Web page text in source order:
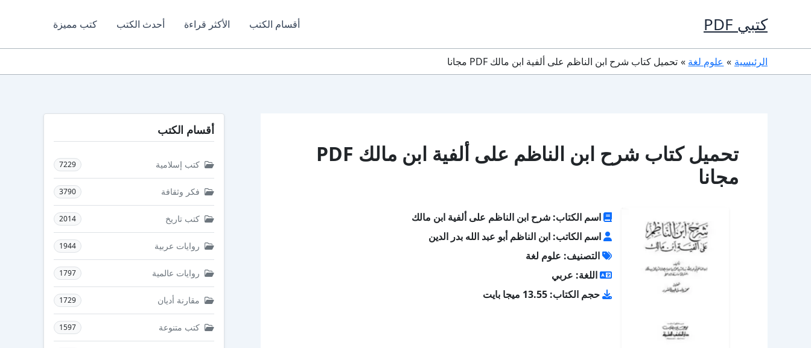
كتبي PDF أقسام الكتب الأكثر قراءة أحدث الكتب كتب مميزة
الرئيسية علوم لغة تحميل كتاب شرح ابن الناظم على ألفية ابن مالك PDF مجانا
تحميل كتاب شرح ابن الناظم على ألفية ابن مالك PDF
مجانا
اسم الكتاب: شرح ابن الناظم على ألفية ابن مالك
اسم الكاتب: ابن الناظم أبو عبد الله بدر الدين
التصنيف: علوم لغة
اللغة: عربي
حجم الكتاب: 13.55 ميجا بايت
أقسام الكتب
كتب إسلامية 7229
فكر وثقافة 3790
كتب تاريخ 2014
روايات عربية 1944
روايات عالمية 1797
مقارنة أديان 1729
كتب متنوعة 1597